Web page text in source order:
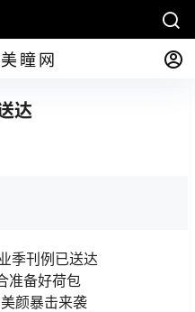
瞳网
达
季刊例已送达
准备好荷包
颜暴击来袭